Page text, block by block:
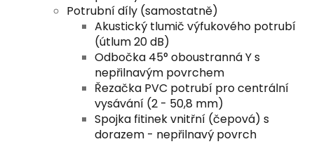
Potrubní díly (samostatně)
Akustický tlumič výfukového potrubí
(útlum 20 dB)
Odbočka 45° oboustranná Y s
nepřilnavým povrchem
Řezačka PVC potrubí pro centrální
vysávání (2 - 50,8 mm)
Spojka fitinek vnitřní (čepová) s
dorazem - nepřilnavý povrch